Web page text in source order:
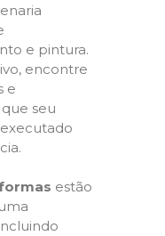
e pintura.
encontre
e
seu
estão